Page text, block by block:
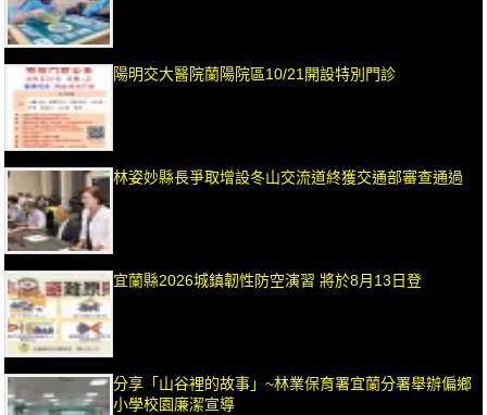
陽明交大醫院蘭陽院區10/21開設特別門診
林姿妙縣長爭取增設冬山交流道終獲交通部審查通過
宜蘭縣2026城鎮韌性防空演習 將於8月13日登
分享「山谷裡的故事」~林業保育署宜蘭分署舉辦偏鄉
小學校園廉潔宣導